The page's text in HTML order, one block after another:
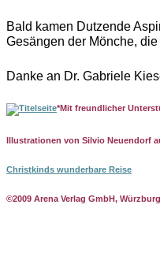
Bald kamen Dutzende
Gesängen der Mönche,
Danke an Dr. Gabriele
*Mit freundlicher
Illustrationen von Silvio Neuendorf
Christkinds wunderbare Reise
©2009 Arena Verlag GmbH, Würzburg